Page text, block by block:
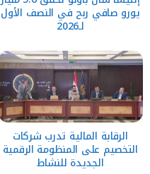
يورو صافي ربح في النصف الأول
لـ2026
الرقابة المالية تدرب شركات
التخصيم على المنظومة الرقمية
الجديدة للنشاط